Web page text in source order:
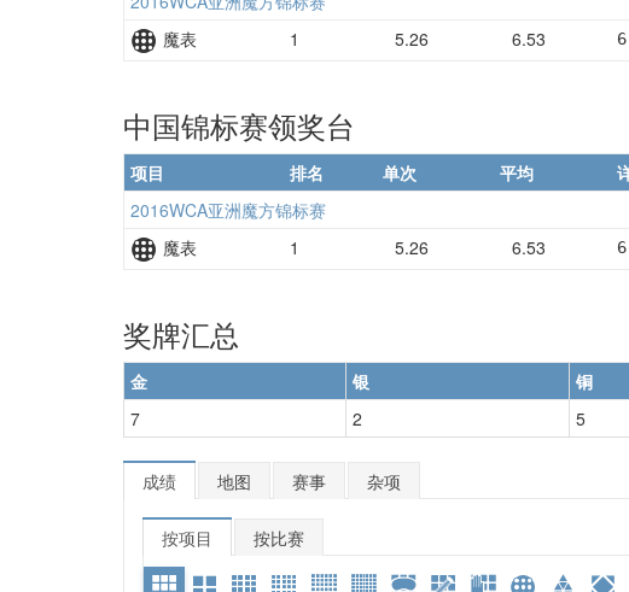
魔表
1 5.26 6.53
中国锦标赛领奖台
项目 排名 单次 平均
2016WCA亚洲魔方锦标赛
魔表
1 5.26 6.53
奖牌汇总
金 银
铜
7
2 5
成绩 地图 赛事 杂项
按项目 按比赛